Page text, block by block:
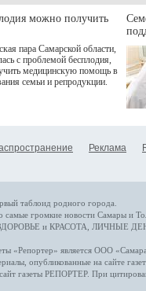
можно получить
пара Самарской области,
с проблемой бесплодия,
медицинскую помощь в
семьи и репродукции.
Реклама
таблоид родного города.
самые громкие новости Самары и
и КРАСОТА ЛИЧНЫЕ
«Репортер» является ООО
опубликованные на сайте
газеты РЕПОРТЕР. При